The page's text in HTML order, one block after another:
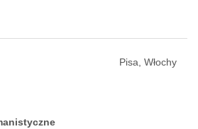
Pisa, Włochy